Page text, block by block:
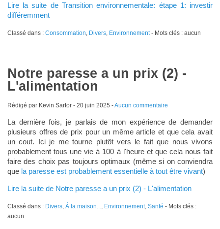
Lire la suite de Transition environnementale: étape 1: investir
différemment
Classé dans : Consommation Divers, Environnement- Mots clés : aucun
Notre paresse a un prix (2) -
L'alimentation
Rédigé par Kevin Sartor - 20 juin 2025 -Aucun commentaire
La dernière fois, je parlais de mon expérience de demander
plusieurs offres de prix pour un même article et que cela avait
un cout. Ici je me tourne plutôt vers le fait que nous vivons
probablement tous une vie à 100 à l'heure et que cela nous fait
faire des choix pas toujours optimaux (même si on conviendra
que la paresse est probablement essentielle à tout être vivant)
Lire la suite de Notre paresse a un prix (2) - L'alimentation
Classé dans : Divers, Á la maison... Environnement, Santé - Mots clés :
aucun